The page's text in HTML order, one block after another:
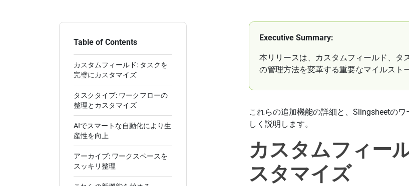
Table of Contents
カスタムフィールド: タスクを
完璧にカスタマイズ
タスクタイプ: ワークフローの
整理とカスタマイズ
AIでスマートな自動化により生
産性を向上
アーカイブ: ワークスペースを
スッキリ整理
Executive Summary:
本リリースは、カスタムフィールド、タ
の管理方法を変革する重要なマイルスト
これらの追加機能の詳細と、Slingsheetの
しく説明します。
カスタムフィー
スタマイズ